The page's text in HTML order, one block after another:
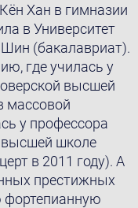
Хан в гимназии
в Университет
(бакалавриат).
где училась у
высшей
массовой
у профессора
высшей школе
в 2011 году). A
престижных
фортепианную